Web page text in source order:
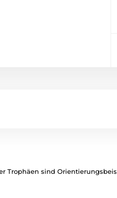
Trophäen sind